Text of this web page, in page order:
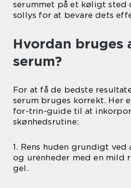
serummet på et køligt sted
sollys for at bevare dets
Hvordan bruges
serum?
For at få de bedste
serum bruges korrekt. Her
for-trin-guide til at
skønhedsrutine:
1. Rens huden grundigt ved
og urenheder med en mild
gel.